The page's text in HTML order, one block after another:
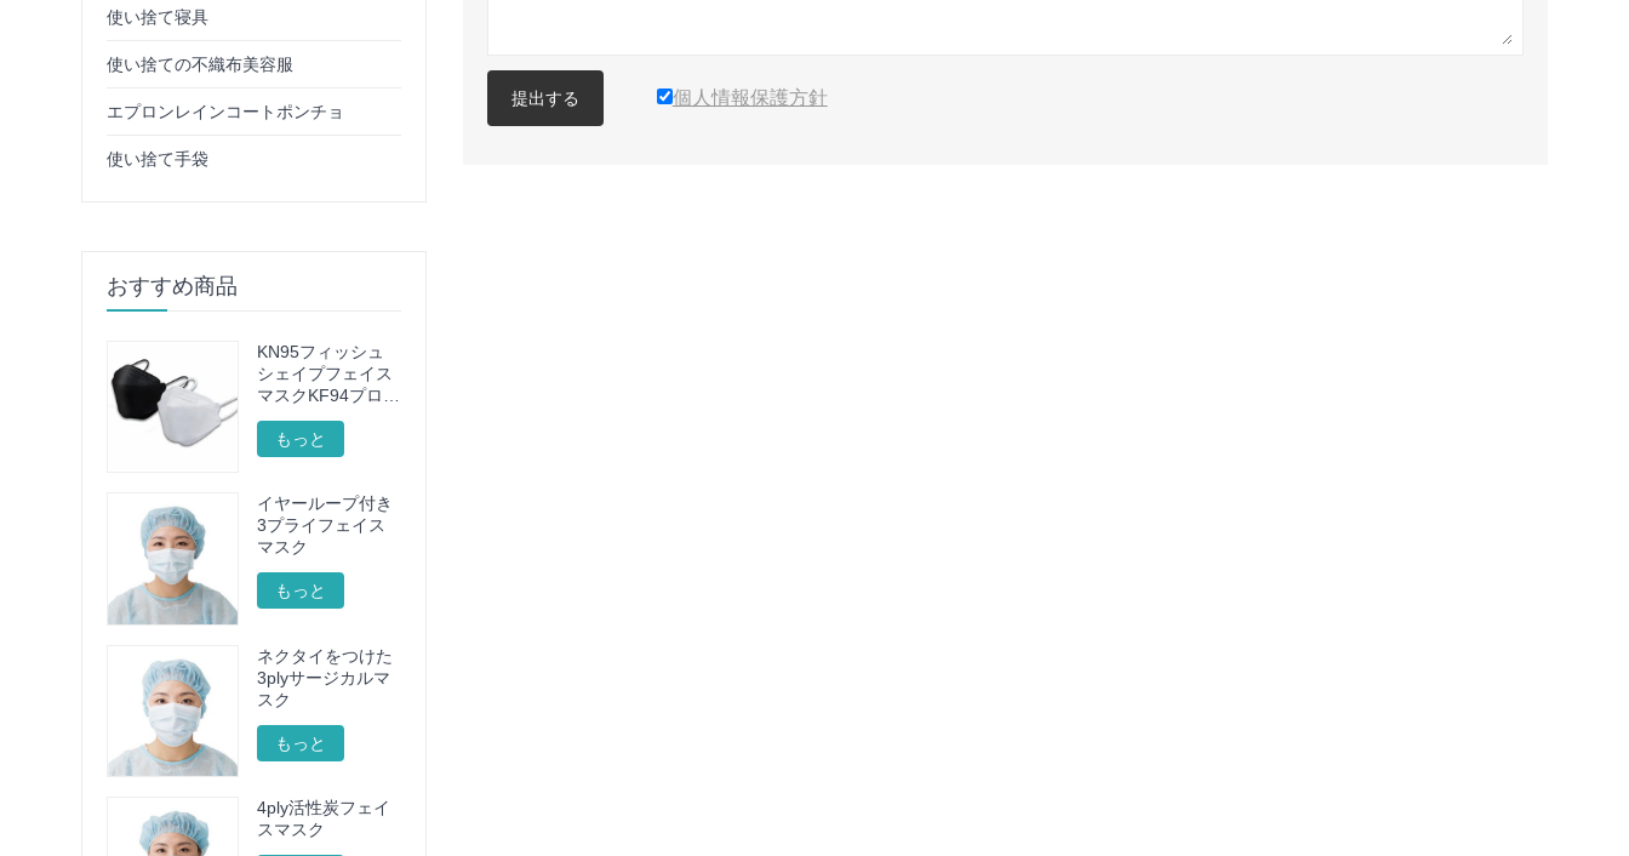
提出する 個人情報保護方針
使い捨て寝具
使い捨ての不織布美容服
エプロンレインコートポンチョ
使い捨て手袋
おすすめ商品
KN95フィッシュ
シェイプフェイス
マスクKF94プロテ
クティブフェイス
マスク
もっと
イヤーループ付き
3プライフェイス
マスク
もっと
ネクタイをつけた
3plyサージカルマ
スク
もっと
4ply活性炭フェイ
スマスク